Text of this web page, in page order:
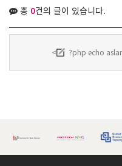
총 0건의 글이 있습니다.
< ?php echo